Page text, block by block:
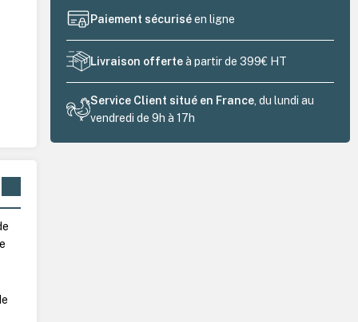
Paiement sécuriséen ligne
Livraison offerteà partir de 399€ HT
Service Client situé en France , du lundi au
vendredi de 9h à 17h